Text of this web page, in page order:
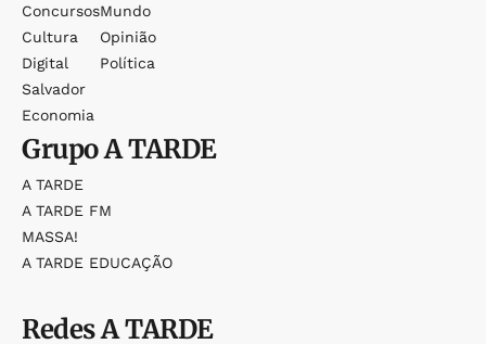
Concursos
Cultura
Digital
Salvador
Economia
Mundo
Opinião
Política
GrupoA TARDE
A TARDE
A TARDE FM
MASSA!
A TARDE EDUCAÇÃO
RedesA TARDE